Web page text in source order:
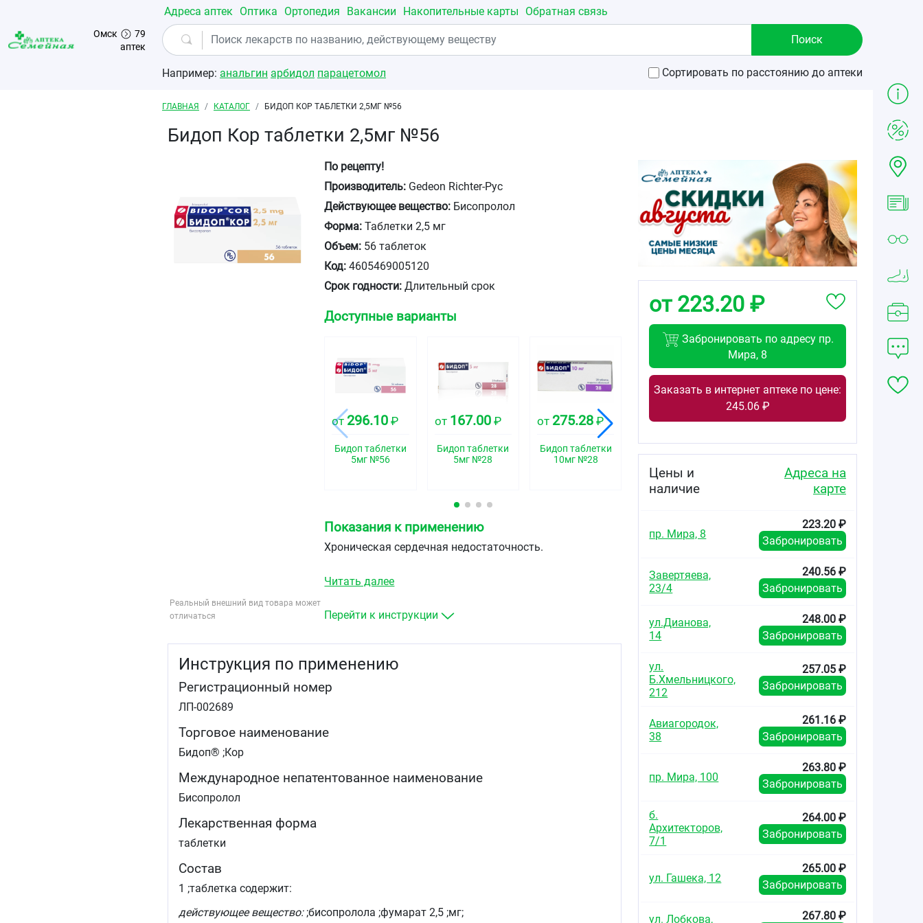
Перейти к основному содержанию
Омск
79
аптек
Адреса аптек Оптика Ортопедия Вакансии Накопительные карты Обратная связь
Например: анальгин арбидол парацетомол Сортировать по расстоянию до аптеки
Строка навигации
ГЛАВНАЯ КАТАЛОГ БИДОП КОР ТАБЛЕТКИ 2,5МГ №56
Бидоп Кор таблетки 2,5мг №56
Реальный внешний вид товара может
отличаться
По рецепту!
Производитель: Gedeon Richter-Рус
Действующее вещество: Бисопролол
Форма: Таблетки 2,5 мг
Объем: 56 таблеток
Код: 4605469005120
Срок годности: Длительный срок
Доступные варианты
от 296.10 ₽
Бидоп таблетки
5мг №56
от 167.00₽
Бидоп таблетки
5мг №28
от 275.28 ₽
Бидоп таблетки
10мг №28
от473.37₽ от123.58₽
№28
от
Показания к применению
Хроническая сердечная недостаточность.
Читать далее
Перейти к инструкции
Инструкция по применению
Регистрационный номер
ЛП-002689
Торговое наименование
Бидоп® ;Кор
Международное непатентованное наименование
Бисопролол
Лекарственная форма
таблетки
Состав
1 ;таблетка содержит:
действующее вещество:;бисопролола ;фумарат 2,5 ;мг;
от 223.20 ₽
Забронировать по адресу пр.
Мира, 8
Заказать в интернет аптеке по цене:
245.06 ₽
Цены и
наличие
Адреса на
карте
пр. Мира, 8
223.20 ₽
Забронировать
Завертяева,
23/4
240.56 ₽
Забронировать
ул.Дианова,
14
248.00 ₽
Забронировать
ул.
Б.Хмельницкого,
212
257.05 ₽
Забронировать
Авиагородок,
38
261.16 ₽
Забронировать
пр. Мира, 100
263.80 ₽
Забронировать
б.
Архитекторов,
7/1
264.00 ₽
Забронировать
ул. Гашека, 12
265.00 ₽
Забронировать
ул. Лобкова,
267.80 ₽